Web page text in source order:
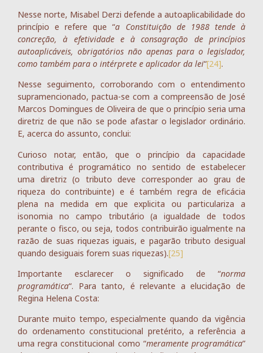
Nesse norte, Misabel Derzi defende a autoaplicabilidade do
princípio e refere que “a Constituição de 1988 tende à
concreção, à efetividade e à consagração de princípios
autoaplicáveis, obrigatórios não apenas para o legislador,
como também para o intérprete e aplicador da lei“[24].
Nesse seguimento, corroborando com o entendimento
supramencionado, pactua-se com a compreensão de José
Marcos Domingues de Oliveira de que o princípio seria uma
diretriz de que não se pode afastar o legislador ordinário.
E, acerca do assunto, conclui:
Curioso notar, então, que o princípio da capacidade
contributiva é programático no sentido de estabelecer
uma diretriz (o tributo deve corresponder ao grau de
riqueza do contribuinte) e é também regra de eficácia
plena na medida em que explicita ou particulariza a
isonomia no campo tributário (a igualdade de todos
perante o fisco, ou seja, todos contribuirão igualmente na
razão de suas riquezas iguais, e pagarão tributo desigual
quando desiguais forem suas riquezas).[25]
Importante esclarecer o significado de “norma
programática“. Para tanto, é relevante a elucidação de
Regina Helena Costa:
Durante muito tempo, especialmente quando da vigência
do ordenamento constitucional pretérito, a referência a
uma regra constitucional como “meramente programática”